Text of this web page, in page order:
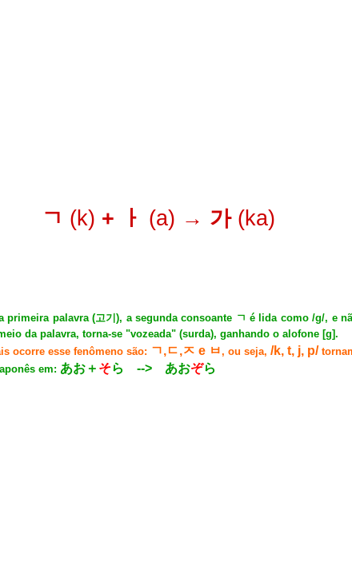
ㄱ (k) + ㅏ (a) → 가 (ka)
primeira palavra (고기), a segunda consoante ㄱ é lida como /g/, e
da palavra, torna-se "vozeada" (surda), ganhando o alofone [g].
ocorre esse fenômeno são: ㄱ,ㄷ,ㅈ e ㅂ, ou seja, /k, t, j, p/
em: あお＋ そら --> あおぞら